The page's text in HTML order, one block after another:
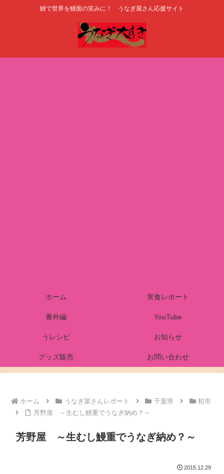
鰻で世界を鰻面の笑みに！ うなぎ屋さん応援サイト
ホーム 実食レポート
番外編 YouTube
うレシピ お知らせ
グッズ販売 お問い合わせ
ホーム うなぎ屋さんレポート 千葉県
柏市
芳野屋 ～生むし鰻重でうなぎ納め？～
芳野屋 ～生むし鰻重でうなぎ納め？～
2015.12.29